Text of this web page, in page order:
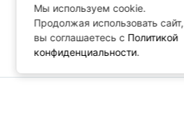
Мы используем cookie.
Продолжая использовать сайт,
вы соглашаетесь с Политикой
конфиденциальности.